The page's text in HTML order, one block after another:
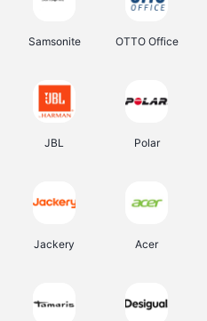
Samsonite OTTO Office
JBL Polar
Jackery Acer